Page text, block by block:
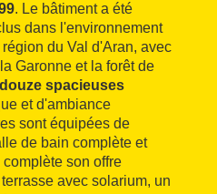
. Le bâtiment a été
dans l'environnement
du Val d'Aran, avec
Garonne et la forêt de
spacieuses
et d'ambiance
sont équipées de
de bain complète et
son offre
avec solarium, un